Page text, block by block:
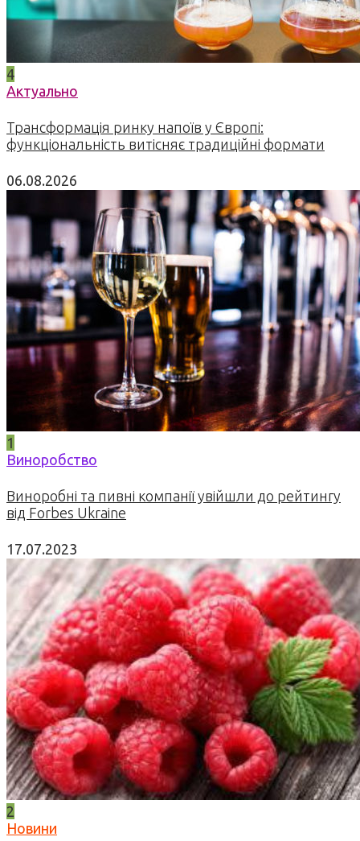
4
Актуально
Трансформація ринку напоїв у Європі:
функціональність витісняє традиційні формати
06.08.2026
1
Виноробство
Виноробні та пивні компанії увійшли до рейтингу
від Forbes Ukraine
17.07.2023
2
Новини